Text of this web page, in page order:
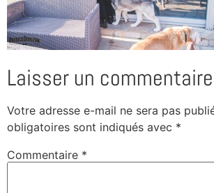
Laisser un commentaire
Votre adresse e-mail ne sera pas
obligatoires sont indiqués avec *
Commentaire *